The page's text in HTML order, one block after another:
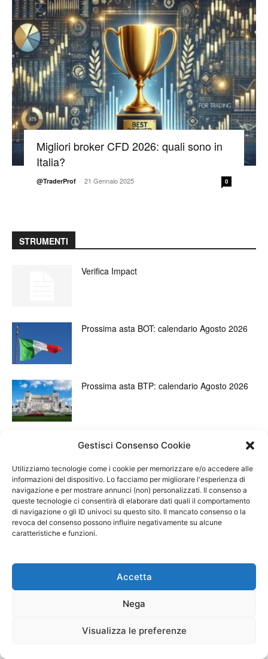
Gestisci Consenso Cookie
Utilizziamo tecnologie come i cookie per memorizzare e/o accedere alle
informazioni del dispositivo. Lo facciamo per migliorare l'esperienza di
navigazione e per mostrare annunci (non) personalizzati. Il consenso a
queste tecnologie ci consentirà di elaborare dati quali il comportamento
di navigazione o gli ID univoci su questo sito. Il mancato consenso o la
revoca del consenso possono influire negativamente su alcune
caratteristiche e funzioni.
Accetta
Nega
Visualizza le preferenze
Migliori broker CFD 2026: quali sono in
Italia?
@TraderProf - 21 Gennaio 2025 0
STRUMENTI
Verifica Impact
Prossima asta BOT: calendario Agosto 2026
Prossima asta BTP: calendario Agosto 2026
ARTICOLI RECENTI
Perché le azioni Stellantis stanno calando in
borsa
7 Agosto 2026
Azioni Tenaris: ci sarà rimbalzo dopo il crollo
7 Agosto 2026
e come valutarli